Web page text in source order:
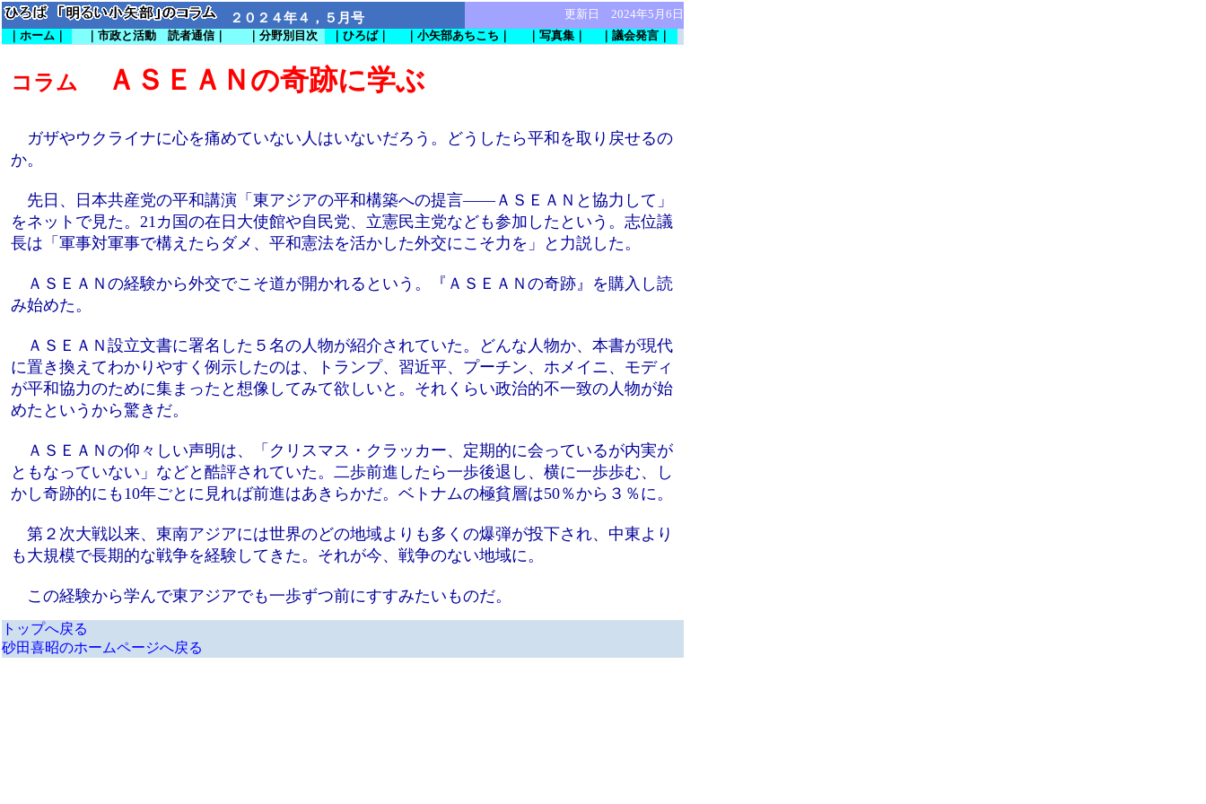
２０２４年４，５月号
更新日 2024年5月6日
｜ホーム｜
｜市政と活動 読者通信｜ ｜分野別目次 ｜ひろば｜ ｜小矢部あちこち｜ ｜写真集｜ ｜議会発言｜
コラム ＡＳＥＡＮの奇跡に学ぶ
ガザやウクライナに心を痛めていない人はいないだろう。どうしたら平和を取り戻せるの
か。
先日、日本共産党の平和講演「東アジアの平和構築への提言――ＡＳＥＡＮと協力して」
をネットで見た。21カ国の在日大使館や自民党、立憲民主党なども参加したという。志位議
長は「軍事対軍事で構えたらダメ、平和憲法を活かした外交にこそ力を」と力説した。
ＡＳＥＡＮの経験から外交でこそ道が開かれるという。『ＡＳＥＡＮの奇跡』を購入し読
み始めた。
ＡＳＥＡＮ設立文書に署名した５名の人物が紹介されていた。どんな人物か、本書が現代
に置き換えてわかりやすく例示したのは、トランプ、習近平、プーチン、ホメイニ、モディ
が平和協力のために集まったと想像してみて欲しいと。それくらい政治的不一致の人物が始
めたというから驚きだ。
ＡＳＥＡＮの仰々しい声明は、「クリスマス・クラッカー、定期的に会っているが内実が
ともなっていない」などと酷評されていた。二歩前進したら一歩後退し、横に一歩歩む、し
かし奇跡的にも10年ごとに見れば前進はあきらかだ。ベトナムの極貧層は50％から３％に。
第２次大戦以来、東南アジアには世界のどの地域よりも多くの爆弾が投下され、中東より
も大規模で長期的な戦争を経験してきた。それが今、戦争のない地域に。
この経験から学んで東アジアでも一歩ずつ前にすすみたいものだ。
トップへ戻る
砂田喜昭のホームページへ戻る